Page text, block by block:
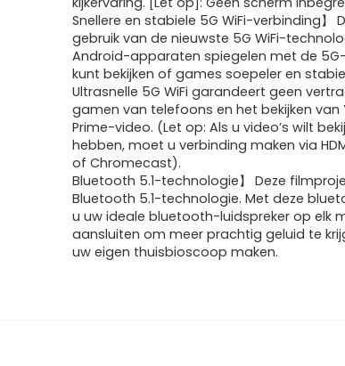
Snellere en stabiele 5G WiFi-verbinding】
gebruik van de nieuwste 5G WiFi-
Android-apparaten spiegelen met de
kunt bekijken of games soepeler en
Ultrasnelle 5G WiFi garandeert geen
gamen van telefoons en het bekijken van
Prime-video. (Let op: Als u video’s wilt
hebben, moet u verbinding maken via
of Chromecast).
Bluetooth 5.1-technologie】 Deze
Bluetooth 5.1-technologie. Met deze
u uw ideale bluetooth-luidspreker op elk
aansluiten om meer prachtig geluid te
uw eigen thuisbioscoop maken.